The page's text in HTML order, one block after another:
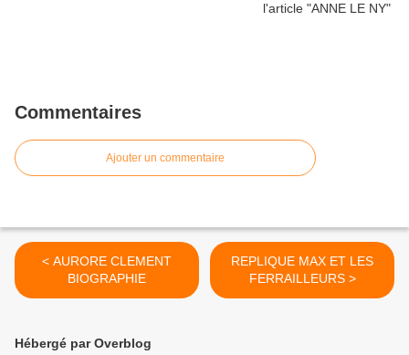
Commentaires
Ajouter un commentaire
< AURORE CLEMENT
BIOGRAPHIE
REPLIQUE MAX ET LES
FERRAILLEURS >
Hébergé par Overblog